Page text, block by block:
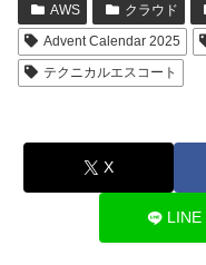
AWS クラウド
Advent Calendar 2025
テクニカルエスコート
X
LINE